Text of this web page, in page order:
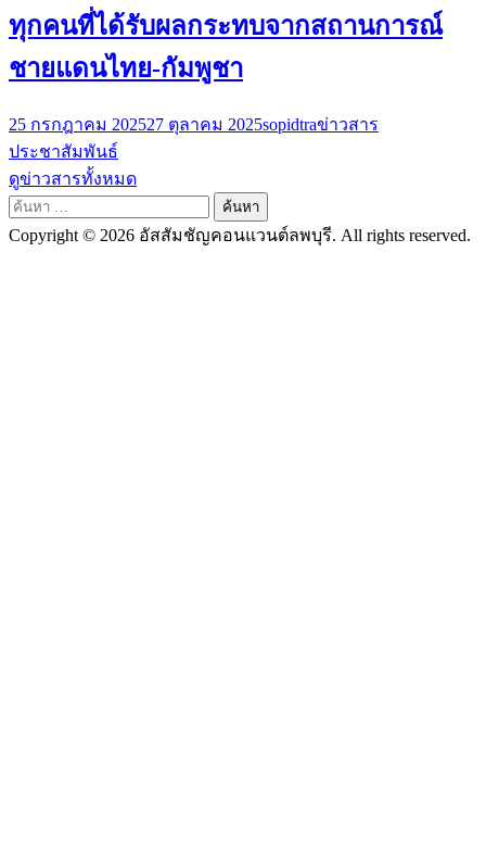
ทุกคนที่ได้รับผลกระทบจากสถานการณ์
ชายแดนไทย-กัมพูชา
25 กรกฎาคม 202527 ตุลาคม 2025sopidtraข่าวสาร
ประชาสัมพันธ์
ดูข่าวสารทั้งหมด
ค้นหา
สำหรับ:
Copyright © 2026 อัสสัมชัญคอนแวนต์ลพบุรี. All rights reserved.